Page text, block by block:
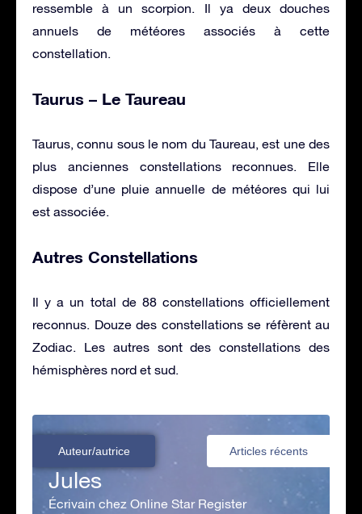
ressemble à un scorpion. Il ya deux douches
annuels de météores associés à cette
constellation.
Taurus – Le Taureau
Taurus, connu sous le nom du Taureau, est une des
plus anciennes constellations reconnues. Elle
dispose d’une pluie annuelle de météores qui lui
est associée.
Autres Constellations
Il y a un total de 88 constellations officiellement
reconnus. Douze des constellations se réfèrent au
Zodiac. Les autres sont des constellations des
hémisphères nord et sud.
Auteur/autrice Articles récents
Jules
Écrivain chez Online Star Register